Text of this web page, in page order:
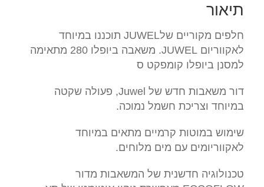
1000
תיאור
חלפים מקוריים שלJUWEL תוכננו במיוחד
לאקווריום JUWEL. משאבה ביופלו 280 מתאימה
למסנן ביופלו קומפקט ס
דור משאבות חדש של Juwel, פעולה שקטה
במיוחד וצריכת חשמל נמוכה.
שימוש במוטות קרמיים מתאים במיוחד
לאקווריומים עם מים מלוחים.
טכנולוגיה חדשנית של המשאבות מדור